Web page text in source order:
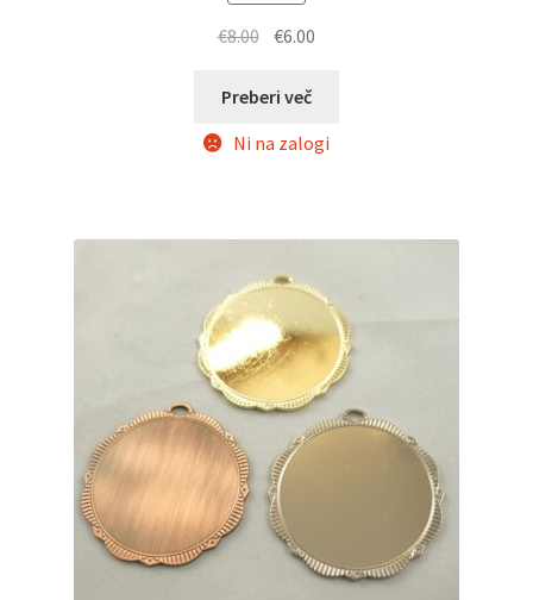
€8.00 Izvirna
je
€8.00.
€6.00
Preberi več
Ni na zalogi